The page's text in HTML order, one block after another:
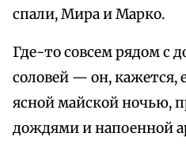
спали, Мира и Марко.
Где-то совсем рядом с
соловей — он, кажется,
ясной майской ночью,
дождями и напоенной